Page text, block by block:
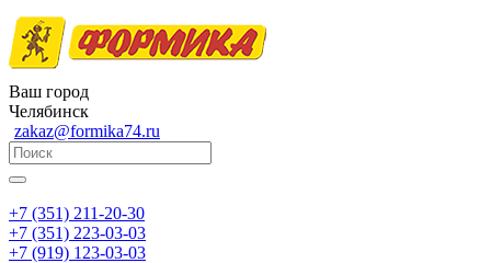
Ваш город
Челябинск
zakaz@formika74.ru
+7 (351) 211-20-30
+7 (351) 223-03-03
+7 (919) 123-03-03